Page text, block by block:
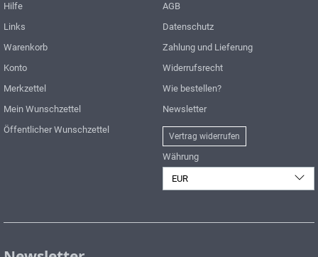
Hilfe
Links
Warenkorb
Konto
Merkzettel
Mein Wunschzettel
Öffentlicher Wunschzettel
AGB
Datenschutz
Zahlung und Lieferung
Widerrufsrecht
Wie bestellen?
Newsletter
Vertrag widerrufen
Währung
EUR